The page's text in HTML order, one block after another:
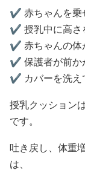
✔️ 赤ちゃんを乗
✔️ 授乳中に高さ
✔️ 赤ちゃんの体
✔️ 保護者が前か
✔️ カバーを洗え
授乳クッション
です。
吐き戻し、体重
は、